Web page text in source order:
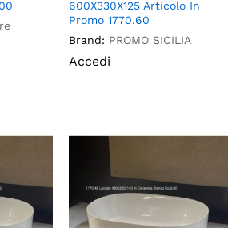
600X330X125 Articolo In
Promo 1770.60
Brand: PROMO SICILIA
Accedi